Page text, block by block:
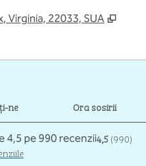
Virginia, 22033, SUA ,
ne Ora sosirii
4,5(990)